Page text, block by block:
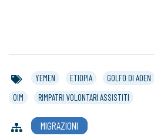
YEMEN ETIOPIA GOLFO DI ADEN
OIM
RIMPATRI VOLONTARI ASSISTITI
MIGRAZIONI